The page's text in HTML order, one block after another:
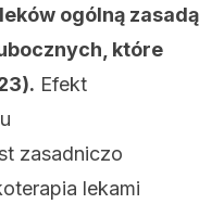
ogólną zasadą
które
Efekt
zasadniczo
lekami